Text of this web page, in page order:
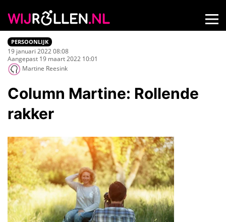
PERSOONLIJK
19 januari 2022 08:08
Aangepast 19 maart 2022 10:01
Martine Reesink
Column Martine: Rollende
rakker